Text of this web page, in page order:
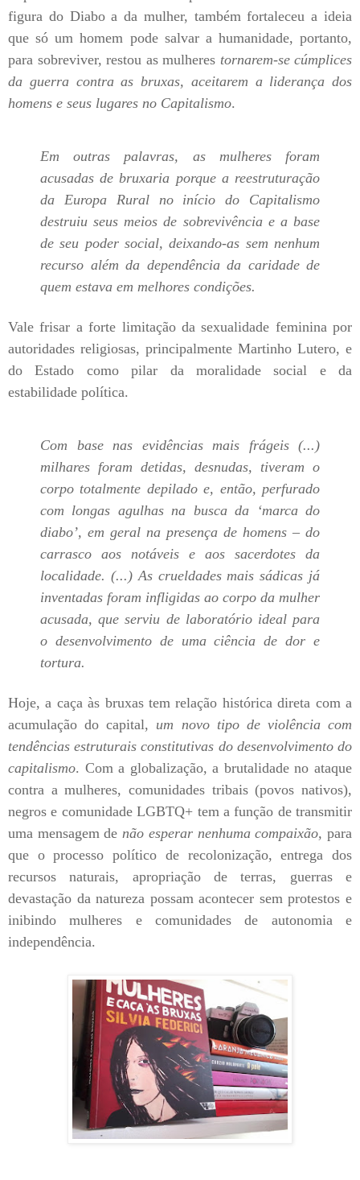
figura do Diabo a da mulher, também fortaleceu a ideia
que só um homem pode salvar a humanidade, portanto,
para sobreviver, restou as mulheres tornarem-se cúmplices
da guerra contra as bruxas, aceitarem a liderança dos
homens e seus lugares no Capitalismo.
Em outras palavras, as mulheres foram
acusadas de bruxaria porque a reestruturação
da Europa Rural no início do Capitalismo
destruiu seus meios de sobrevivência e a base
de seu poder social, deixando-as sem nenhum
recurso além da dependência da caridade de
quem estava em melhores condições.
Vale frisar a forte limitação da sexualidade feminina por
autoridades religiosas, principalmente Martinho Lutero, e
do Estado como pilar da moralidade social e da
estabilidade política.
Com base nas evidências mais frágeis (...)
milhares foram detidas, desnudas, tiveram o
corpo totalmente depilado e, então, perfurado
com longas agulhas na busca da ‘marca do
diabo’, em geral na presença de homens – do
carrasco aos notáveis e aos sacerdotes da
localidade. (...) As crueldades mais sádicas já
inventadas foram infligidas ao corpo da mulher
acusada, que serviu de laboratório ideal para
o desenvolvimento de uma ciência de dor e
tortura.
Hoje, a caça às bruxas tem relação histórica direta com a
acumulação do capital, um novo tipo de violência com
tendências estruturais constitutivas do desenvolvimento do
capitalismo. Com a globalização, a brutalidade no ataque
contra a mulheres, comunidades tribais (povos nativos),
negros e comunidade LGBTQ+ tem a função de transmitir
uma mensagem de não esperar nenhuma compaixão,para
que o processo político de recolonização, entrega dos
recursos naturais, apropriação de terras, guerras e
devastação da natureza possam acontecer sem protestos e
inibindo mulheres e comunidades de autonomia e
independência.